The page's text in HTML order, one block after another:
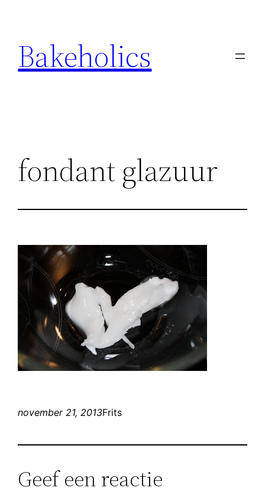
inhoud
Bakeholics
fondant glazuur
november 21, 2013Frits
Geef een reactie